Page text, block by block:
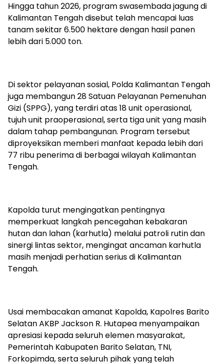
‎Hingga tahun 2026, program swasembada jagung di
Kalimantan Tengah disebut telah mencapai luas
tanam sekitar 6.500 hektare dengan hasil panen
lebih dari 5.000 ton.
‎Di sektor pelayanan sosial, Polda Kalimantan Tengah
juga membangun 28 Satuan Pelayanan Pemenuhan
Gizi (SPPG), yang terdiri atas 18 unit operasional,
tujuh unit praoperasional, serta tiga unit yang masih
dalam tahap pembangunan. Program tersebut
diproyeksikan memberi manfaat kepada lebih dari
77 ribu penerima di berbagai wilayah Kalimantan
Tengah.
‎Kapolda turut mengingatkan pentingnya
memperkuat langkah pencegahan kebakaran
hutan dan lahan (karhutla) melalui patroli rutin dan
sinergi lintas sektor, mengingat ancaman karhutla
masih menjadi perhatian serius di Kalimantan
Tengah.
‎Usai membacakan amanat Kapolda, Kapolres Barito
Selatan AKBP Jackson R. Hutapea menyampaikan
apresiasi kepada seluruh elemen masyarakat,
Pemerintah Kabupaten Barito Selatan, TNI,
Forkopimda, serta seluruh pihak yang telah